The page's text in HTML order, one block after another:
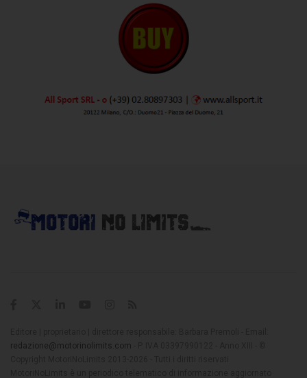
redazione@motorinolimits.com